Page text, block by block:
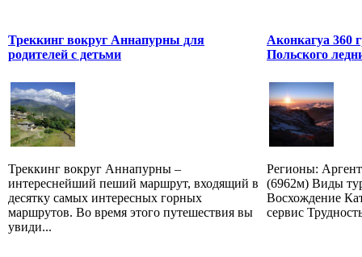
Треккинг вокруг Аннапурны для
родителей с детьми
Треккинг вокруг Аннапурны –
интереснейший пеший маршрут, входящий в
десятку самых интересных горных
маршрутов. Во время этого путешествия вы
увиди...
Аконкагуа 360
Польского
Регионы:
(6962м) Виды
Восхождение
сервис